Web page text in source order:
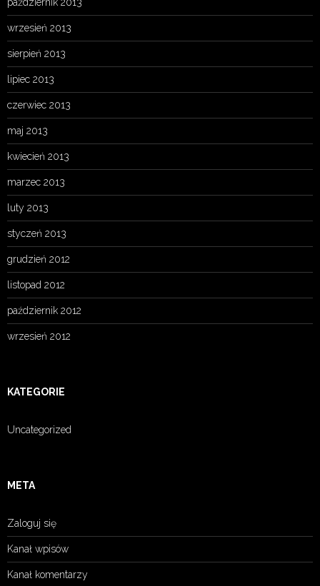
październik 2013
wrzesień 2013
sierpień 2013
lipiec 2013
czerwiec 2013
maj 2013
kwiecień 2013
marzec 2013
luty 2013
styczeń 2013
grudzień 2012
listopad 2012
październik 2012
wrzesień 2012
KATEGORIE
Uncategorized
META
Zaloguj się
Kanał wpisów
Kanał komentarzy